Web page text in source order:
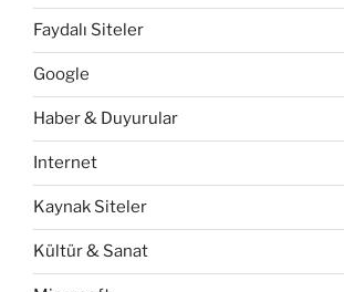
Faydalı Siteler
Google
Haber & Duyurular
Internet
Kaynak Siteler
Kültür & Sanat